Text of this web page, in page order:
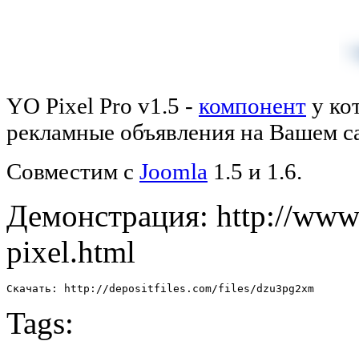
YO Pixel Pro v1.5 - компонент у
рекламные объявления на Вашем
Совместим с Joomla 1.5 и 1.6.
Демонстрация: http://
pixel.html
Скачать: http://depositfiles.com/files/dzu3pg2xm
Tags: